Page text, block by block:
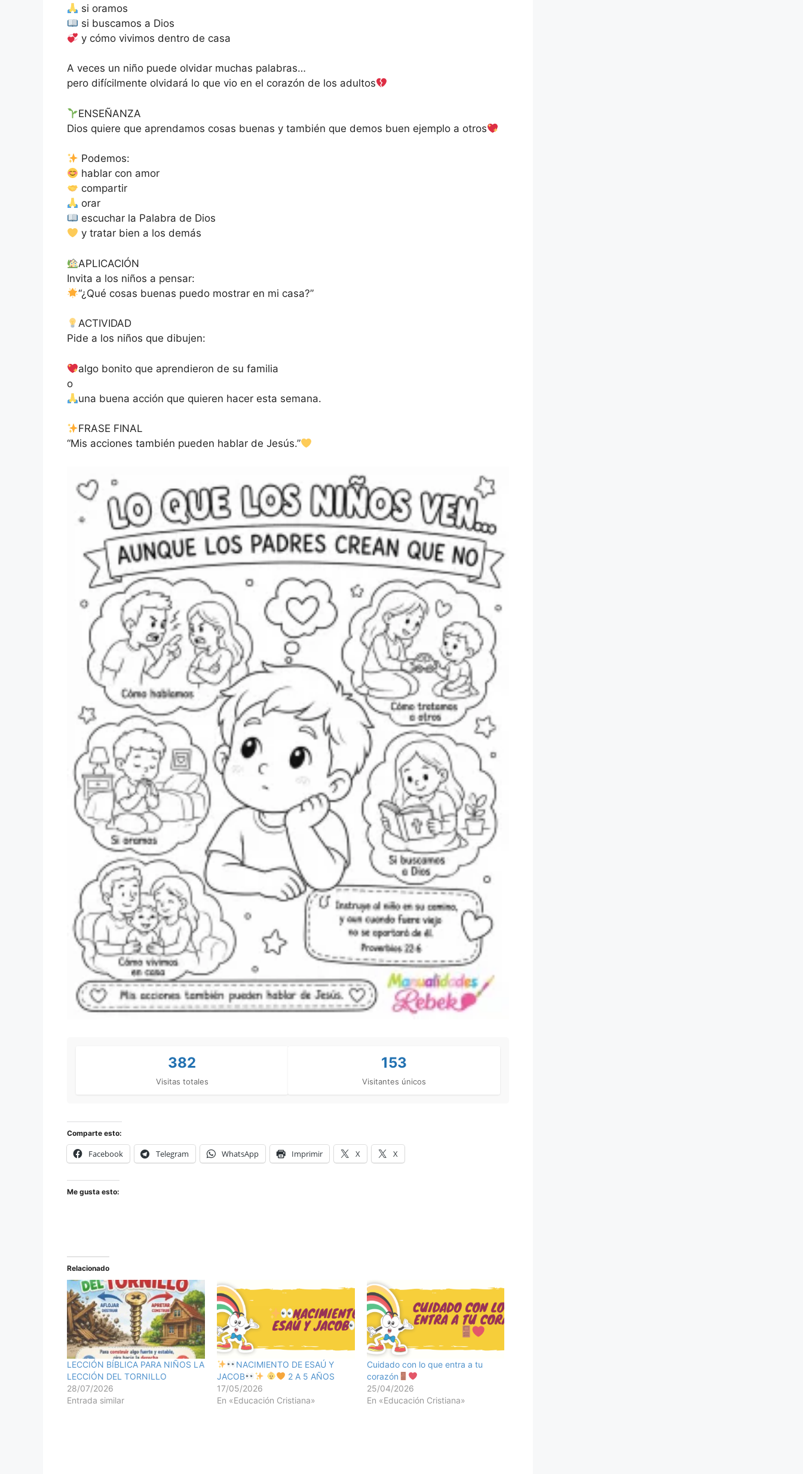
si oramos
si buscamos a Dios
y cómo vivimos dentro de casa
A veces un niño puede olvidar muchas palabras…
pero difícilmente olvidará lo que vio en el corazón de los adultos
ENSEÑANZA
Dios quiere que aprendamos cosas buenas y también que demos buen ejemplo a otros
Podemos:
hablar con amor
compartir
orar
escuchar la Palabra de Dios
y tratar bien a los demás
APLICACIÓN
Invita a los niños a pensar:
“¿Qué cosas buenas puedo mostrar en mi casa?”
ACTIVIDAD
Pide a los niños que dibujen:
algo bonito que aprendieron de su familia
o
una buena acción que quieren hacer esta semana.
FRASE FINAL
“Mis acciones también pueden hablar de Jesús.”
382
Visitas totales
153
Visitantes únicos
Comparte esto:
Facebook Telegram WhatsApp Imprimir X X
Me gusta esto:
Relacionado
LECCIÓN BÍBLICA PARA NIÑOS LA
LECCIÓN DEL TORNILLO
28/07/2026
Entrada similar
​​NACIMIENTO DE ESAÚ Y
JACOB​
2 A 5 AÑOS
17/05/2026
En «Educación Cristiana»
Cuidado con lo que entra a tu
corazón
25/04/2026
En «Educación Cristiana»